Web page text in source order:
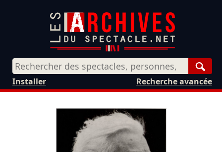
Recherche avancée
Installer